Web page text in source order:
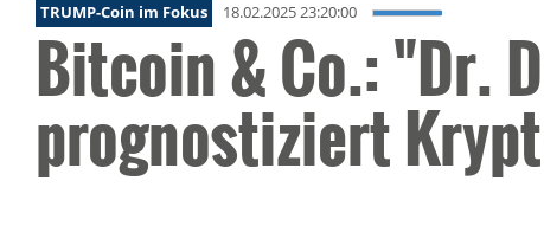
TRUMP-Coin im Fokus 18.02.2025 23:20:00
Bitcoin & Co.: "Dr.
prognostiziert